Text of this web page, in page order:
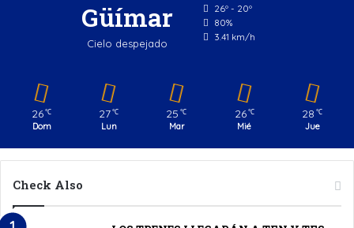
Güímar
Cielo despejado
26º - 20º
80%
3.41 km/h
26 ℃
Dom
27 ℃
Lun
25 ℃
Mar
26 ℃
Mié
28 ℃
Jue
Check Also